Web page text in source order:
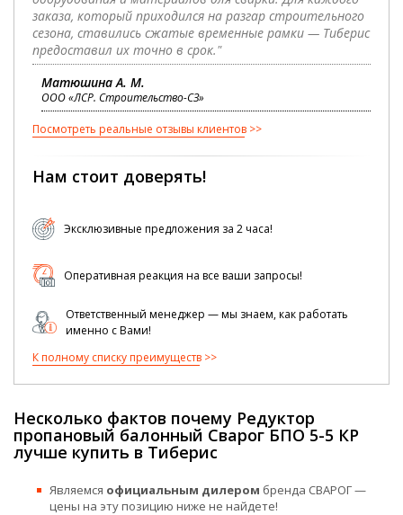
заказа, который приходился на разгар строительного
сезона, ставились сжатые временные рамки — Тиберис
предоставил их точно в срок."
Матюшина А. М.
ООО «ЛСР. Строительство-СЗ»
Посмотреть реальные отзывы клиентов
Нам стоит доверять!
Эксклюзивные предложения за 2 часа!
Оперативная реакция на все ваши запросы!
Ответственный менеджер — мы знаем, как работать
именно с Вами!
К полному списку преимуществ
Несколько фактов почему Редуктор
пропановый балонный Сварог БПО 5-5 КР
лучше купить в Тиберис
Являемся официальным дилером бренда СВАРОГ —
цены на эту позицию ниже не найдете!